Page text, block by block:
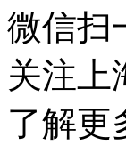
微信扫
关注上
了解更